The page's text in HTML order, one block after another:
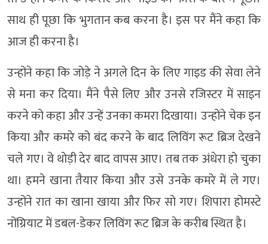
साथ ही पूछा कि भुगतान कब करना है। इस पर मैंने कहा कि
आज ही करना है।
उन्होंने कहा कि जोड़े ने अगले दिन के लिए गाइड की सेवा लेने
से मना कर दिया। मैंने पैसे लिए और उनसे रजिस्टर में साइन
करने को कहा और उन्हें उनका कमरा दिखाया। उन्होंने चेक इन
किया और कमरे को बंद करने के बाद लिविंग रूट ब्रिज देखने
चले गए। वे थोड़ी देर बाद वापस आए। तब तक अंधेरा हो चुका
था। हमने खाना तैयार किया और उसे उनके कमरे में ले गए।
उन्होंने रात का खाना खाया और फिर सो गए। शिपारा होमस्टे
नोंग्रियाट में डबल-डेकर लिविंग रूट ब्रिज के करीब स्थित है।